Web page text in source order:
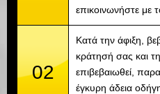
επικοινωνήστε με
02
Κατά την άφιξη,
κράτησή σας και
επιβεβαιωθεί,
έγκυρη άδεια